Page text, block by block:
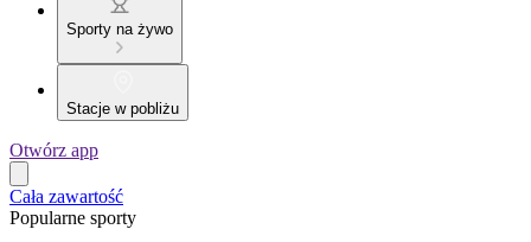
Sporty na żywo
Stacje w pobliżu
Otwórz app
Cała zawartość
Popularne sporty